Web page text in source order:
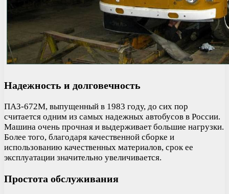
Надежность и долговечность
ПАЗ-672М, выпущенный в 1983 году, до сих пор
считается одним из самых надежных автобусов в России.
Машина очень прочная и выдерживает большие нагрузки.
Более того, благодаря качественной сборке и
использованию качественных материалов, срок ее
эксплуатации значительно увеличивается.
Простота обслуживания